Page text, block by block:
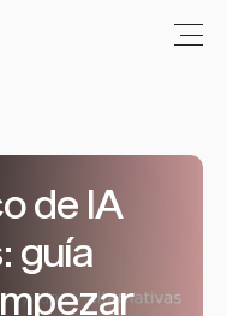
de IA
guía